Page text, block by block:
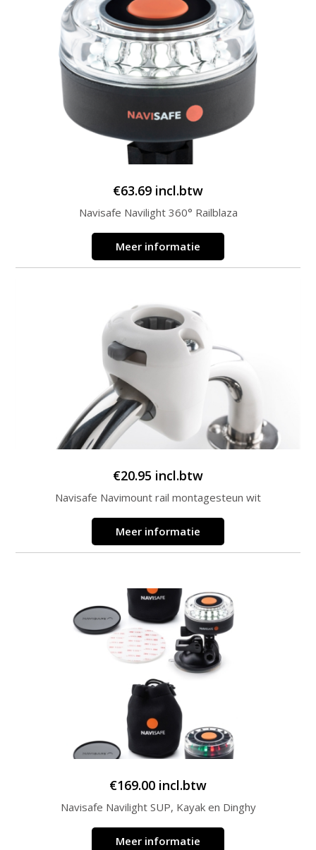
€63.69 incl.btw
Navisafe Navilight 360° Railblaza
Meer informatie
€20.95 incl.btw
Navisafe Navimount rail montagesteun wit
Meer informatie
€169.00 incl.btw
Navisafe Navilight SUP, Kayak en Dinghy
Meer informatie